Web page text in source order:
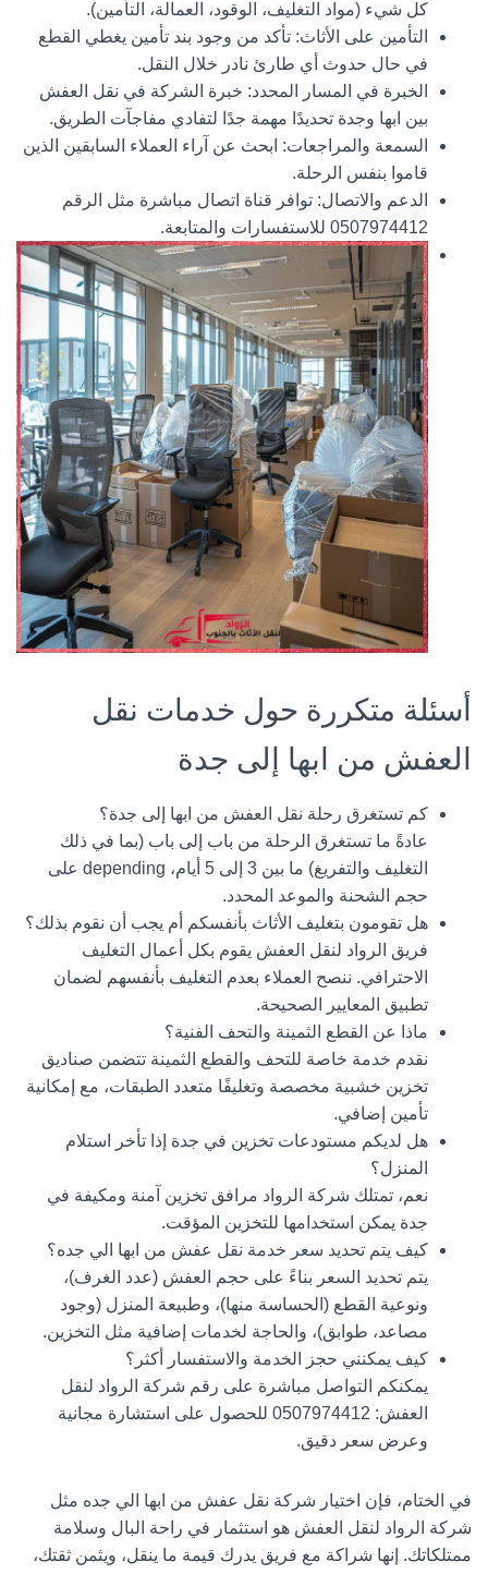
كل شيء (مواد التغليف، الوقود، العمالة، التأمين).
التأمين على الأثاث: تأكد من وجود بند تأمين يغطي القطع
في حال حدوث أي طارئ نادر خلال النقل.
الخبرة في المسار المحدد: خبرة الشركة في نقل العفش
بين ابها وجدة تحديدًا مهمة جدًا لتفادي مفاجآت الطريق.
السمعة والمراجعات: ابحث عن آراء العملاء السابقين الذين
قاموا بنفس الرحلة.
الدعم والاتصال: توافر قناة اتصال مباشرة مثل الرقم
0507974412 للاستفسارات والمتابعة.
أسئلة متكررة حول خدمات نقل
العفش من ابها إلى جدة
كم تستغرق رحلة نقل العفش من ابها إلى جدة؟
عادةً ما تستغرق الرحلة من باب إلى باب (بما في ذلك
التغليف والتفريغ) ما بين 3 إلى 5 أيام، depending على
حجم الشحنة والموعد المحدد.
هل تقومون بتغليف الأثاث بأنفسكم أم يجب أن نقوم بذلك؟
فريق الرواد لنقل العفش يقوم بكل أعمال التغليف
الاحترافي. ننصح العملاء بعدم التغليف بأنفسهم لضمان
تطبيق المعايير الصحيحة.
ماذا عن القطع الثمينة والتحف الفنية؟
نقدم خدمة خاصة للتحف والقطع الثمينة تتضمن صناديق
تخزين خشبية مخصصة وتغليفًا متعدد الطبقات، مع إمكانية
تأمين إضافي.
هل لديكم مستودعات تخزين في جدة إذا تأخر استلام
المنزل؟
نعم، تمتلك شركة الرواد مرافق تخزين آمنة ومكيفة في
جدة يمكن استخدامها للتخزين المؤقت.
كيف يتم تحديد سعر خدمة نقل عفش من ابها الي جده؟
يتم تحديد السعر بناءً على حجم العفش (عدد الغرف)،
ونوعية القطع (الحساسة منها)، وطبيعة المنزل (وجود
مصاعد، طوابق)، والحاجة لخدمات إضافية مثل التخزين.
كيف يمكنني حجز الخدمة والاستفسار أكثر؟
يمكنكم التواصل مباشرة على رقم شركة الرواد لنقل
العفش:
0507974412 للحصول على استشارة مجانية
وعرض سعر دقيق.
في الختام، فإن اختيار شركة نقل عفش من ابها الي جده مثل
شركة الرواد لنقل العفش هو استثمار في راحة البال وسلامة
ممتلكاتك. إنها شراكة مع فريق يدرك قيمة ما ينقل، ويثمن ثقتك،